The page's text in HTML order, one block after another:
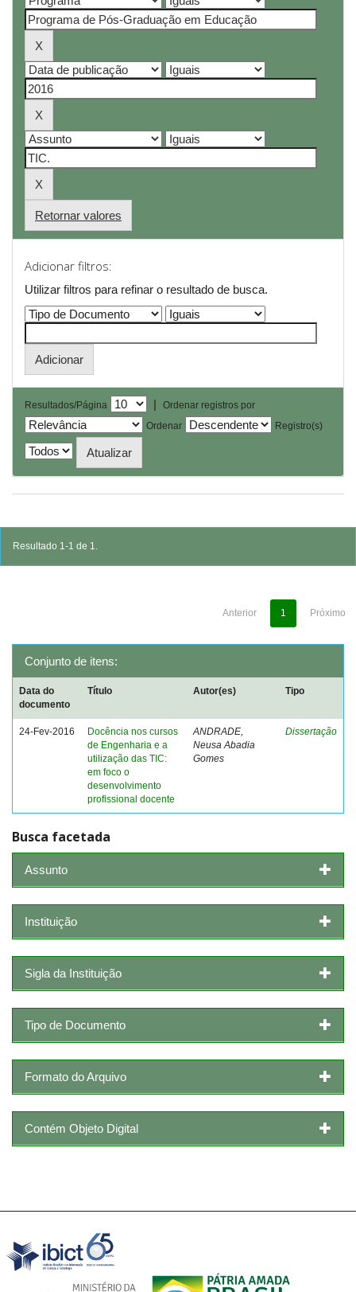
Retornar valores
Adicionar filtros:
Utilizar filtros para refinar o resultado de busca.
Resultados/Página |
Ordenar registros por
Ordenar
Registro(s)
Resultado 1-1 de 1.
Anterior 1 Próximo
Conjunto de itens:
Data do
documento
Título Autor(es) Tipo
24-Fev-2016
Docência nos cursos
de Engenharia e a
utilização das TIC:
em foco o
desenvolvimento
profissional docente
ANDRADE,
Neusa Abadia
Gomes
Dissertação
Busca facetada
Assunto
Instituição
Sigla da Instituição
Tipo de Documento
Formato do Arquivo
Contém Objeto Digital